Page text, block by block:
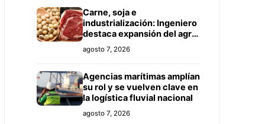
Carne, soja e
industrialización: Ingeniero
destaca expansión del agro
paraguayo hacia más
mercados
agosto 7, 2026
Agencias marítimas amplían
su rol y se vuelven clave en
la logística fluvial nacional
agosto 7, 2026